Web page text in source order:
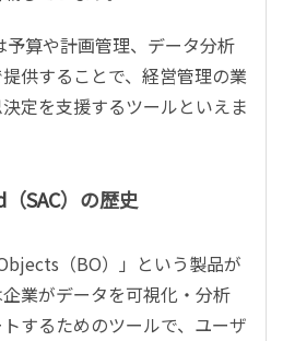
予算や計画管理、データ分析
供することで、経営管理の業
定を支援するツールといえま
（SAC）の歴史
（BO）」という製品が
業がデータを可視化・分析
するためのツールで、ユーザ